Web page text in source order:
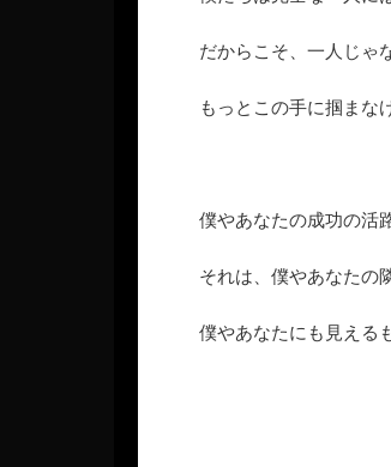
だからこそ、一人じゃ
もっとこの手に掴まな
僕やあなたの成功の活
それは、僕やあなたの
僕やあなたにも見える